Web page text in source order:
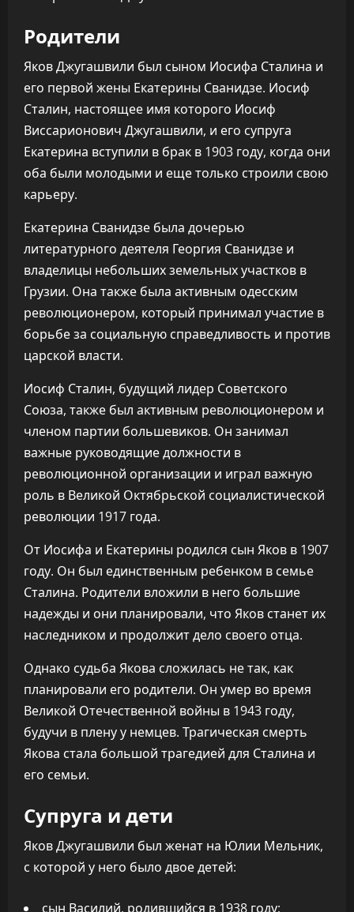
Родители
Яков Джугашвили был сыном Иосифа Сталина и
его первой жены Екатерины Сванидзе. Иосиф
Сталин, настоящее имя которого Иосиф
Виссарионович Джугашвили, и его супруга
Екатерина вступили в брак в 1903 году, когда они
оба были молодыми и еще только строили свою
карьеру.
Екатерина Сванидзе была дочерью
литературного деятеля Георгия Сванидзе и
владелицы небольших земельных участков в
Грузии. Она также была активным одесским
революционером, который принимал участие в
борьбе за социальную справедливость и против
царской власти.
Иосиф Сталин, будущий лидер Советского
Союза, также был активным революционером и
членом партии большевиков. Он занимал
важные руководящие должности в
революционной организации и играл важную
роль в Великой Октябрьской социалистической
революции 1917 года.
От Иосифа и Екатерины родился сын Яков в 1907
году. Он был единственным ребенком в семье
Сталина. Родители вложили в него большие
надежды и они планировали, что Яков станет их
наследником и продолжит дело своего отца.
Однако судьба Якова сложилась не так, как
планировали его родители. Он умер во время
Великой Отечественной войны в 1943 году,
будучи в плену у немцев. Трагическая смерть
Якова стала большой трагедией для Сталина и
его семьи.
Супруга и дети
Яков Джугашвили был женат на Юлии Мельник,
с которой у него было двое детей:
сын Василий, родившийся в 1938 году;